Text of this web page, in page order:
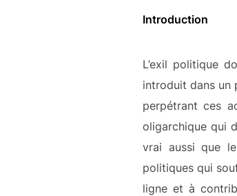
Introduction
L’exil politique
introduit dans un
perpétrant ces
oligarchique qui
vrai aussi que
politiques qui
ligne et à